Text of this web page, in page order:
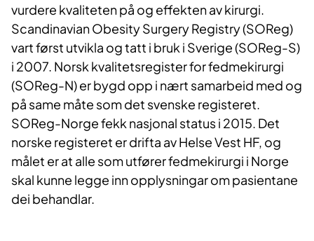
vurdere kvaliteten på og effekten av kirurgi.
Scandinavian Obesity Surgery Registry (SOReg)
vart først utvikla og tatt i bruk i Sverige (SOReg-S)
i 2007. Norsk kvalitetsregister for fedmekirurgi
(SOReg-N) er bygd opp i nært samarbeid med og
på same måte som det svenske registeret.
SOReg-Norge fekk nasjonal status i 2015. Det
norske registeret er drifta av Helse Vest HF, og
målet er at alle som utfører fedmekirurgi i Norge
skal kunne legge inn opplysningar om pasientane
dei behandlar.